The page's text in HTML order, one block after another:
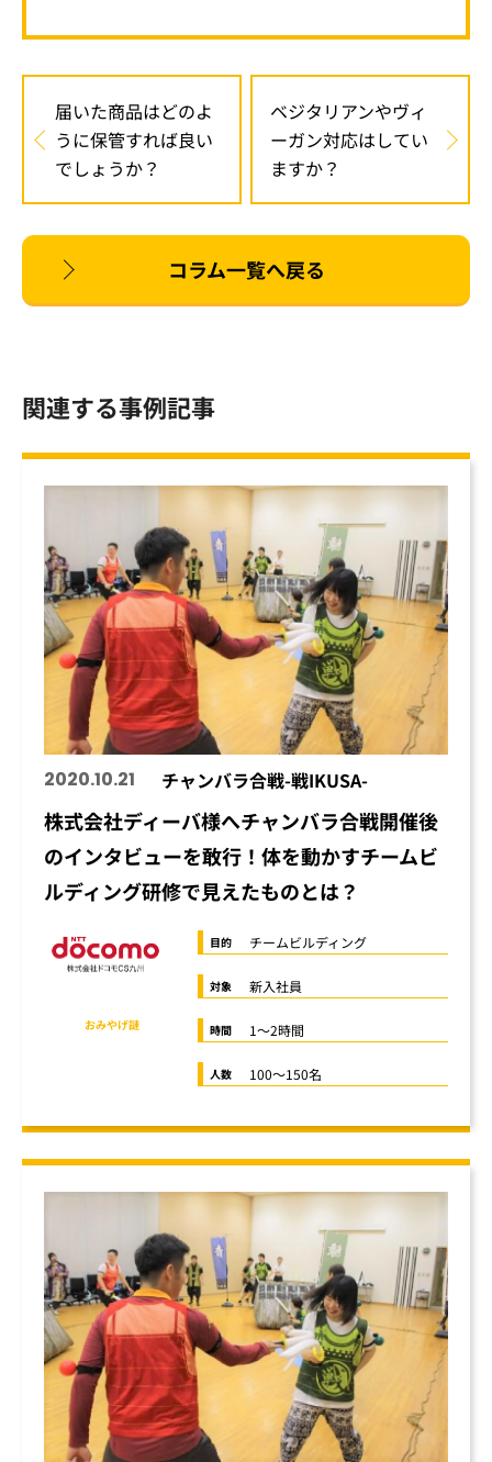
届いた商品はどのよ
うに保管すれば良い
でしょうか？
ベジタリアンやヴィ
ーガン対応はしてい
ますか？
コラム一覧へ戻る
関連する事例記事
2020.10.21 チャンバラ合戦-戦IKUSA-
株式会社ディーバ様へチャンバラ合戦開催後
のインタビューを敢行！体を動かすチームビ
ルディング研修で見えたものとは？
おみやげ謎
目的 チームビルディング
対象 新入社員
時間 1～2時間
人数 100～150名